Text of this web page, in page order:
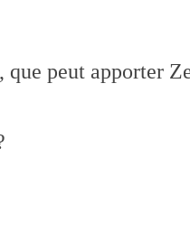
peut apporter